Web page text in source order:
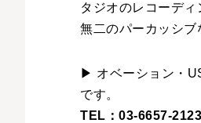
タジオのレコーデ
無二のパーカッシブ
▶ オベーション・
です。
TEL：03-6657-2123